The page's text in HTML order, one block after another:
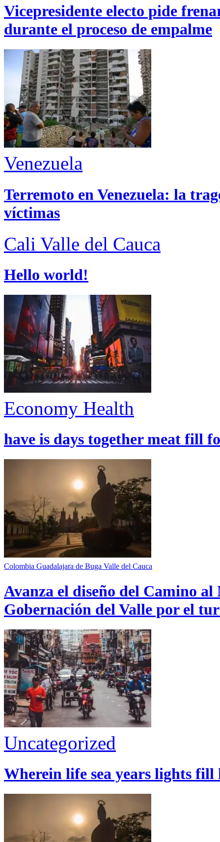
Vicepresidente electo pide
durante el proceso de empalme
Venezuela
Terremoto en Venezuela: la
víctimas
Cali Valle del Cauca
Hello world!
Economy Health
have is days together meat fill
Colombia Guadalajara de Buga Valle del Cauca
Avanza el diseño del Camino
Gobernación del Valle por el
Uncategorized
Wherein life sea years lights